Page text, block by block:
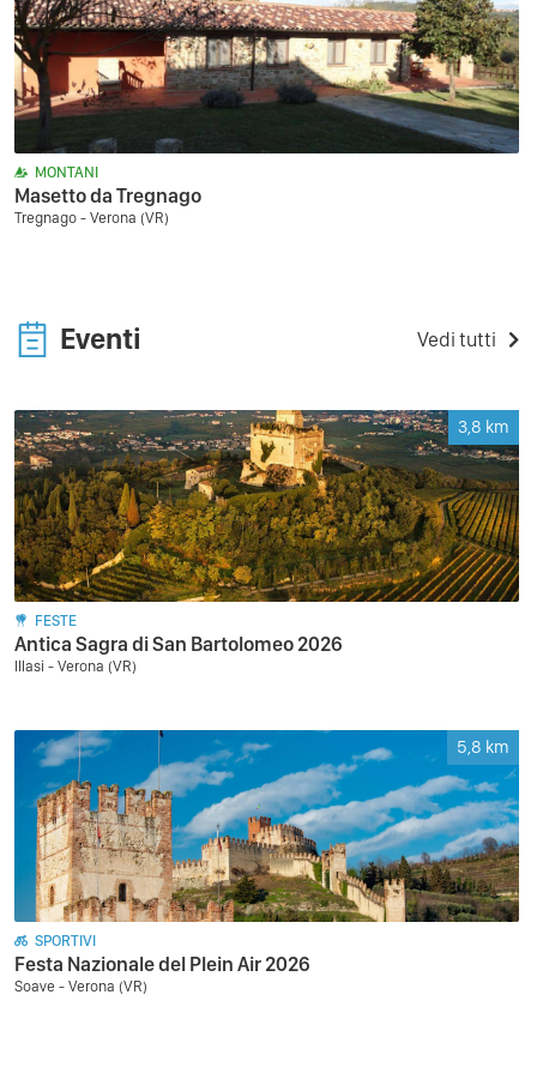
MONTANI
Masetto da Tregnago
Tregnago - Verona (VR)
Eventi Vedi tutti
3,8 km
FESTE
Antica Sagra di San Bartolomeo 2026
Illasi - Verona (VR)
5,8 km
SPORTIVI
Festa Nazionale del Plein Air 2026
Soave - Verona (VR)